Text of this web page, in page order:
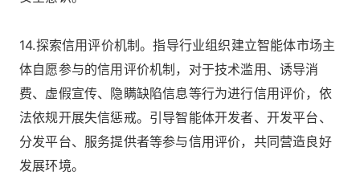
14.探索信用评价机制。指导行业组织建立智能体市场主
体自愿参与的信用评价机制，对于技术滥用、诱导消
费、虚假宣传、隐瞒缺陷信息等行为进行信用评价，依
法依规开展失信惩戒。引导智能体开发者、开发平台、
分发平台、服务提供者等参与信用评价，共同营造良好
发展环境。